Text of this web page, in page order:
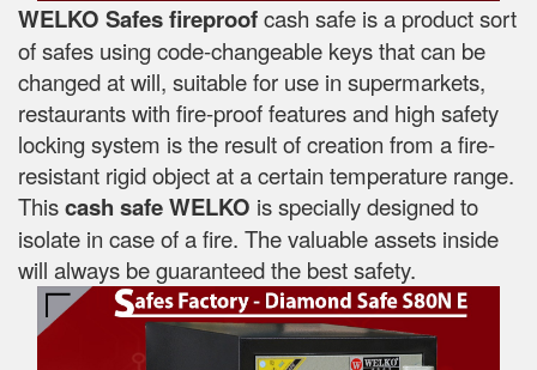
WELKO Safes fireproofcash safe is a product sort
of safes using code-changeable keys that can be
changed at will, suitable for use in supermarkets,
restaurants with fire-proof features and high safety
locking system is the result of creation from a fire-
resistant rigid object at a certain temperature range.
Thiscash safe WELKO is specially designed to
isolate in case of a fire. The valuable assets inside
will always be guaranteed the best safety.